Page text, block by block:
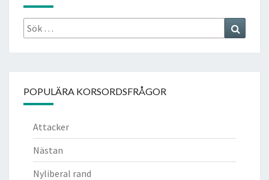
Sök
efter:
POPULÄRA KORSORDSFRÅGOR
Attacker
Nästan
Nyliberal rand